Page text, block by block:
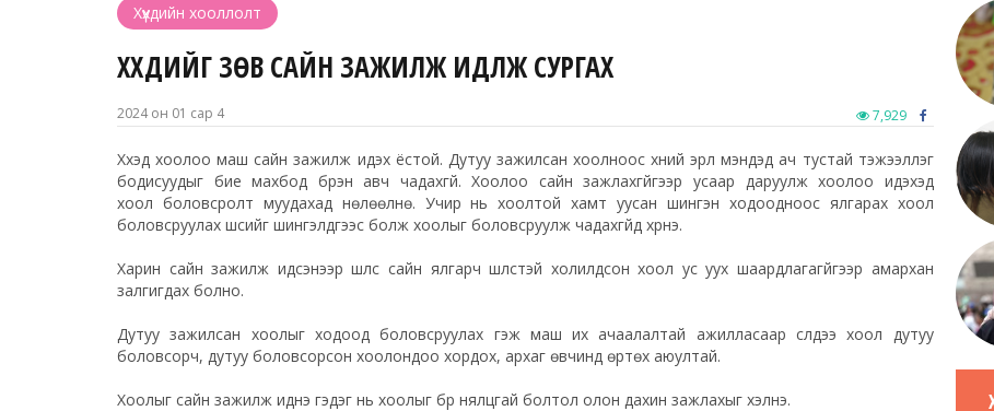
Хүүхдийн хооллолт
ХҮҮХДИЙГ ЗӨВ САЙН ЗАЖИЛЖ ИДҮҮЛЖ СУРГАХ
2024 он 01 сар 4 7,929
Хүүхэд хоолоо маш сайн зажилж идэх ёстой. Дутуу зажилсан хоолноос хүний эрүүл мэндэд ач тустай тэжээллэг
бодисуудыг бие махбод бүрэн авч чадахгүй. Хоолоо сайн зажлахгүйгээр усаар даруулж хоолоо идэхэд
хоол боловсролт муудахад нөлөөлнө. Учир нь хоолтой хамт уусан шингэн ходоодноос ялгарах хоол
боловсруулах шүүсийг шингэлдгээс болж хоолыг боловсруулж чадахгүйд хүрнэ.
Харин сайн зажилж идсэнээр шүлс сайн ялгарч шүлстэй холилдсон хоол ус уух шаардлагагүйгээр амархан
залгигдах болно.
Дутуу зажилсан хоолыг ходоод боловсруулах гэж маш их ачаалалтай ажилласаар сүүлдээ хоол дутуу
боловсорч, дутуу боловсорсон хоолондоо хордох, архаг өвчинд өртөх аюултай.
Хоолыг сайн зажилж иднэ гэдэг нь хоолыг бүр нялцгай болтол олон дахин зажлахыг хэлнэ.